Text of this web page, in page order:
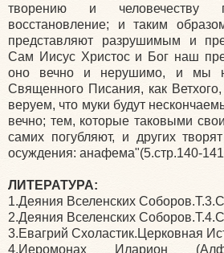
творению и человечеству
восстановление; и таким
представляют разрушимым и
Сам Иисус Христос и Бог наш
оно вечно и нерушимо, и мы
Священного Писания, как
веруем, что муки будут
вечно; тем, которые таковыми
самих погубляют, и других
осуждения: анафема"(5.стр.140-
ЛИТЕРАТУРА:
1.Деяния Вселенских
2.Деяния Вселенских
3.Евагрий Схоластик.Церковная
4.Иеромонах Иларион